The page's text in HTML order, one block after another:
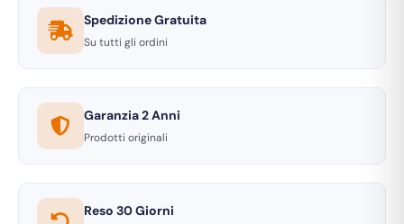
Spedizione Gratuita
Su tutti gli ordini
Garanzia 2 Anni
Prodotti originali
Reso 30 Giorni